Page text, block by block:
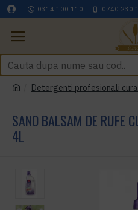
0314 100 110 0740 230
Detergenti profesionali
SANO BALSAM DE RUFE
4L